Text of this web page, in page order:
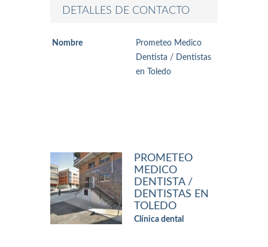
DETALLES DE CONTACTO
Nombre
Prometeo Medico
Dentista / Dentistas
en Toledo
PROMETEO
MEDICO
DENTISTA /
DENTISTAS EN
TOLEDO
Clínica dental